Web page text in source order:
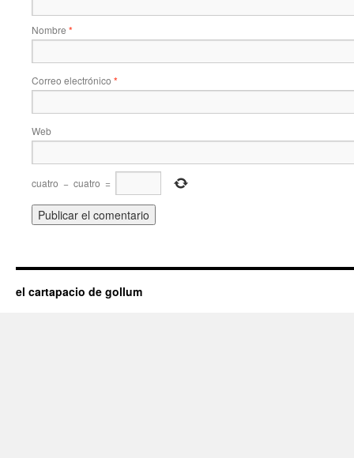
Nombre *
Correo electrónico *
Web
cuatro − cuatro =
el cartapacio de gollum